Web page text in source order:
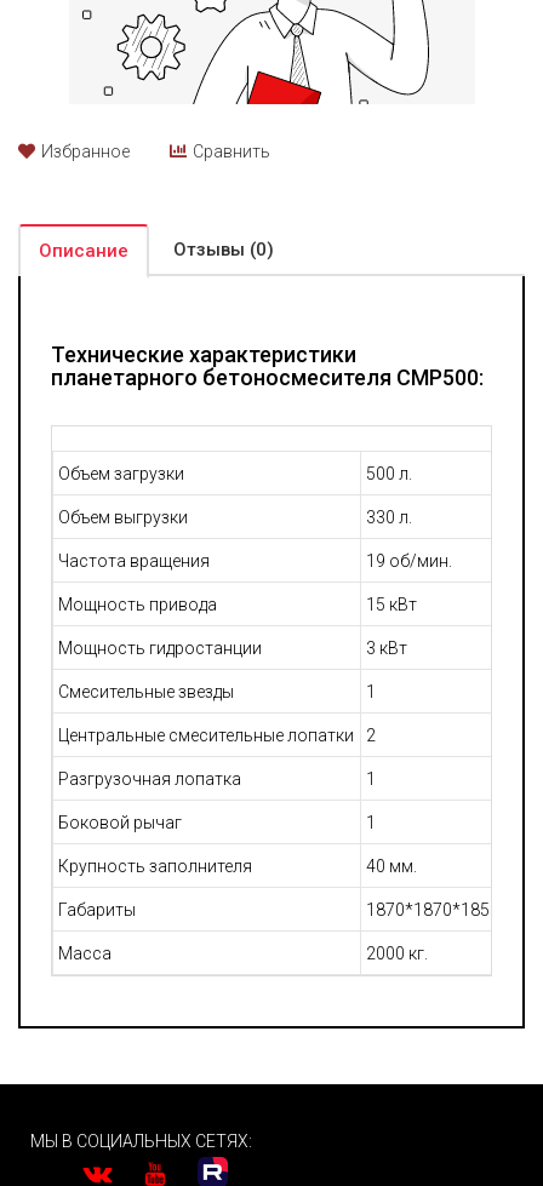
Избранное Сравнить
Описание Отзывы (0)
Технические характеристики
планетарного бетоносмесителя CMP500:
Объем загрузки 500 л.
Объем выгрузки 330 л.
Частота вращения 19 об/мин.
Мощность привода 15 кВт
Мощность гидростанции 3 кВт
Смесительные звезды 1
Центральные смесительные лопатки 2
Разгрузочная лопатка 1
Боковой рычаг 1
Крупность заполнителя 40 мм.
Габариты 1870*1870*1855 мм.
Масса 2000 кг.
МЫ В СОЦИАЛЬНЫХ СЕТЯХ: